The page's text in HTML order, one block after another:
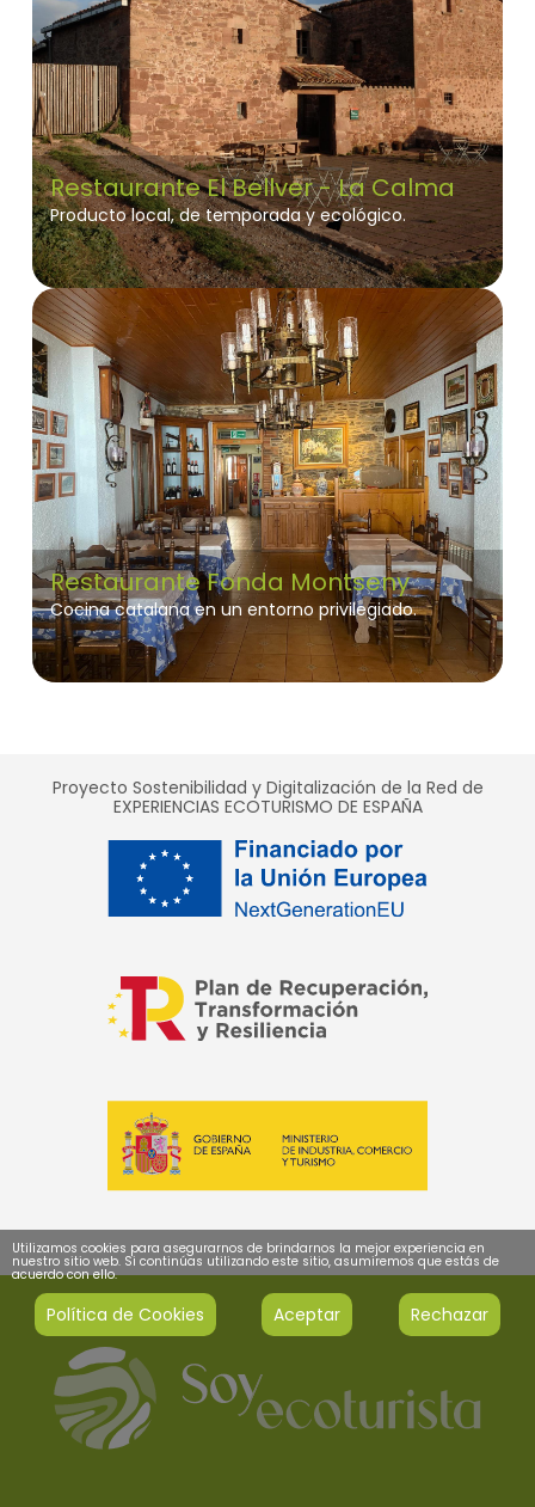
Restaurante El Bellver - La Calma
Producto local, de temporada y ecológico.
Restaurante Fonda Montseny
Cocina catalana en un entorno privilegiado.
Proyecto Sostenibilidad y Digitalización de la Red de
EXPERIENCIAS ECOTURISMO DE ESPAÑA
Utilizamos cookies para asegurarnos de brindarnos la mejor experiencia en
nuestro sitio web. Si continúas utilizando este sitio, asumiremos que estás de
acuerdo con ello.
Política de Cookies Aceptar Rechazar